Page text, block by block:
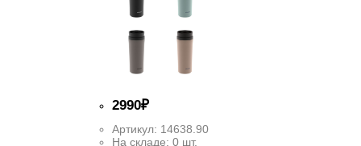
2990₽
Артикул: 14638.90
На складе: 0 шт.